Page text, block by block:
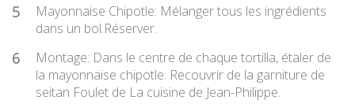
5
Mayonnaise Chipotle: Mélanger tous les ingrédients
dans un bol.Réserver.
6
Montage: Dans le centre de chaque tortilla, étaler de
la mayonnaise chipotle. Recouvrir de la garniture de
seitan Foulet de La cuisine de Jean-Philippe.